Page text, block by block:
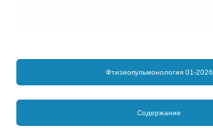
Фтизиопульмонология 01-2026
Содержание